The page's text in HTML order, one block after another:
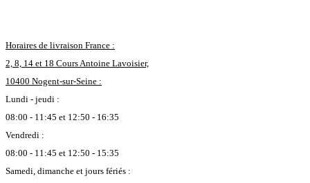
Horaires de livraison France :
2, 8, 14 et 18 Cours Antoine Lavoisier,
10400 Nogent-sur-Seine :
Lundi - jeudi :
08:00 - 11:45 et 12:50 - 16:35
Vendredi :
08:00 - 11:45 et 12:50 - 15:35
Samedi, dimanche et jours fériés :